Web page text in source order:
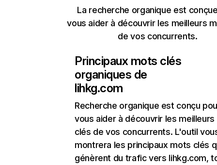
La recherche organique est
vous aider à découvrir les meilleurs
de vos concurrents.
Principaux mots clés
organiques de
lihkg.com
Recherche organique est conçu
vous aider à découvrir les
clés de vos concurrents. L'outil
montrera les principaux mots clés
génèrent du trafic vers lihkg.com,